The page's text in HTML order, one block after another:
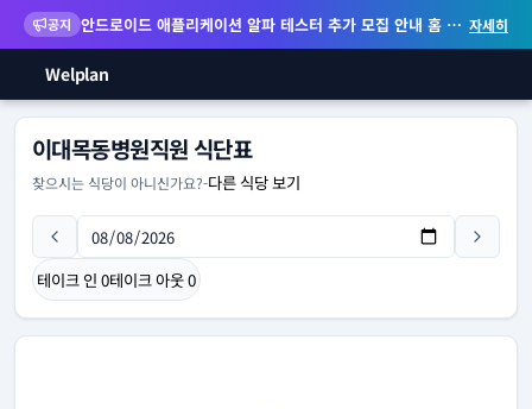
공지 안드로이드 애플리케이션 알파 테스터 추가 모집 안내 홈 화면 위젯 등 지원 자세히
Welplan
이대목동병원직원 식단표
찾으시는 식당이 아니신가요?-다른 식당 보기
테이크 인 0테이크 아웃0